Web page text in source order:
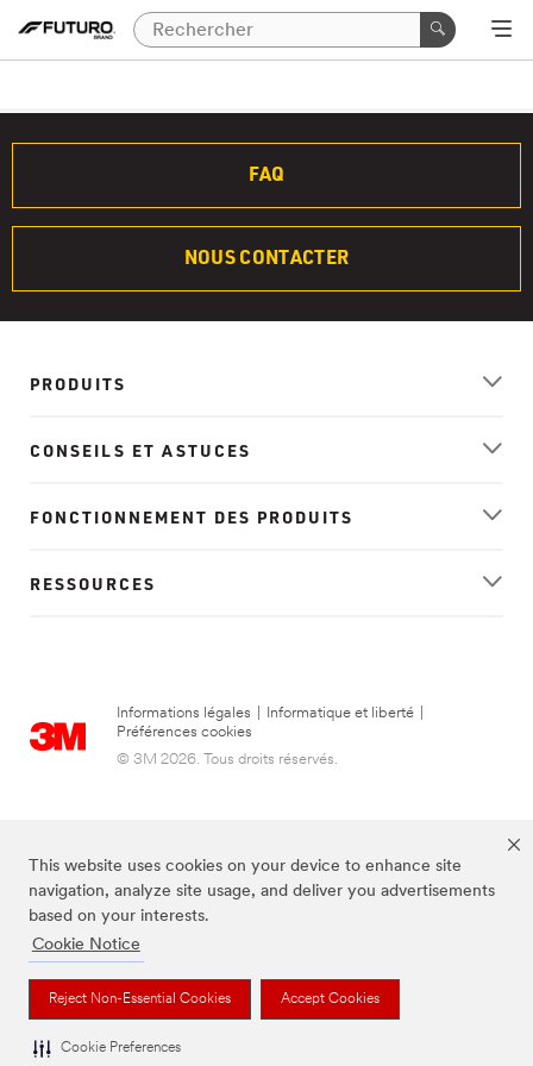
This website uses cookies on your device to enhance site
navigation, analyze site usage, and deliver you advertisements
based on your interests.
Cookie Notice
Reject Non-Essential Cookies Accept Cookies
Cookie Preferences
FAQ
NOUS CONTACTER
PRODUITS
CONSEILS ET ASTUCES
FONCTIONNEMENT DES PRODUITS
RESSOURCES
Informations légales Informatique et liberté
Préférences cookies
© 3M 2026. Tous droits réservés.
FUTURO est une marque de 3M.